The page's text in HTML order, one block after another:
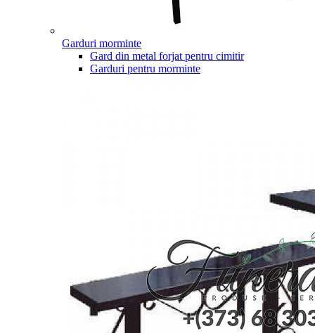
Garduri morminte
Gard din metal forjat pentru cimitir
Garduri pentru morminte